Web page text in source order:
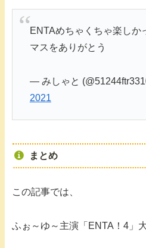
ENTAめちゃくちゃ楽しか
マスをありがとう
— みしゃと
2021
まとめ
この記事では、
ふぉ～ゆ～主演「ENTA！4」